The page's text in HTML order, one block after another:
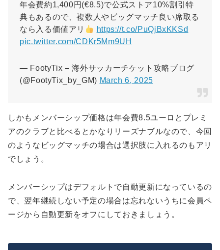
年会費約1,400円(€8.5)で公式ストア10%割引特
典もあるので、複数人やビッグマッチ良い席取る
なら入る価値アリ
https://t.co/PuQjBxKKSd
pic.twitter.com/CDKr5Mm9UH
— FootyTix – 海外サッカーチケット攻略ブログ
(@FootyTix_by_GM) March 6, 2025
しかもメンバーシップ価格は年会費8.5ユーロとプレミ
アのクラブと比べるとかなりリーズナブルなので、今回
のようなビッグマッチの場合は選択肢に入れるのもアリ
でしょう。
メンバーシップはデフォルトで自動更新になっているの
で、翌年継続しない予定の場合は忘れないうちに会員ペ
ージから自動更新をオフにしておきましょう。